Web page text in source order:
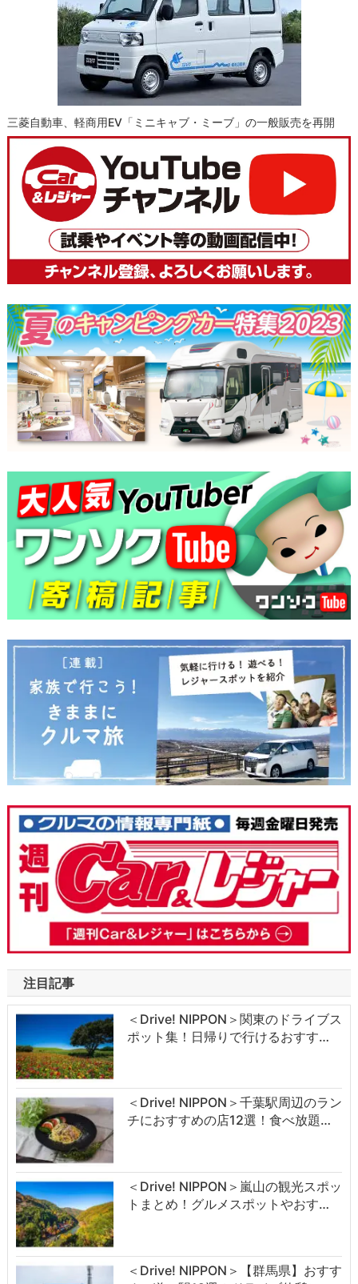
三菱自動車、軽商用EV「ミニキャブ・ミーブ」の一般販売を再開
注目記事
＜Drive! NIPPON＞関東のドライブス
ポット集！日帰りで行けるおすす…
＜Drive! NIPPON＞千葉駅周辺のラン
チにおすすめの店12選！食べ放題…
＜Drive! NIPPON＞嵐山の観光スポッ
トまとめ！グルメスポットやおす…
＜Drive! NIPPON＞【群馬県】おすす